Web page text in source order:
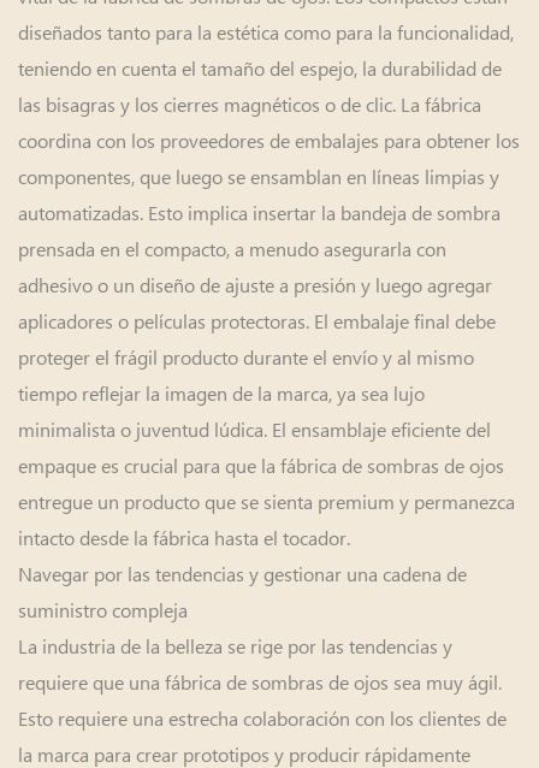
diseñados tanto para la estética como para la funcionalidad,
teniendo en cuenta el tamaño del espejo, la durabilidad de
las bisagras y los cierres magnéticos o de clic. La fábrica
coordina con los proveedores de embalajes para obtener los
componentes, que luego se ensamblan en líneas limpias y
automatizadas. Esto implica insertar la bandeja de sombra
prensada en el compacto, a menudo asegurarla con
adhesivo o un diseño de ajuste a presión y luego agregar
aplicadores o películas protectoras. El embalaje final debe
proteger el frágil producto durante el envío y al mismo
tiempo reflejar la imagen de la marca, ya sea lujo
minimalista o juventud lúdica. El ensamblaje eficiente del
empaque es crucial para que la fábrica de sombras de ojos
entregue un producto que se sienta premium y permanezca
intacto desde la fábrica hasta el tocador.
Navegar por las tendencias y gestionar una cadena de
suministro compleja
La industria de la belleza se rige por las tendencias y
requiere que una fábrica de sombras de ojos sea muy ágil.
Esto requiere una estrecha colaboración con los clientes de
la marca para crear prototipos y producir rápidamente